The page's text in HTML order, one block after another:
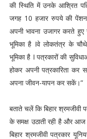
की स्थिति में उनके आश्रित
जगह 10 हजार रुपये की पेंशन
अपनी भावना उजागर करते हुए
भूमिका है Iवे लोकतंत्र के
भूमिका है I पत्रकारों की
होकर अपनी पत्रकारिता कर
अपना जीवन-यापन कर सकें।”
बताते चलें कि बिहार श्रमजीवी
के समक्ष उठाती रही है और आज
बिहार श्रमजीवी पत्रकार